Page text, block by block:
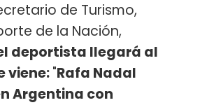
de Turismo,
de la Nación,
deportista llegará al
viene:"Rafa Nadal
Argentina con